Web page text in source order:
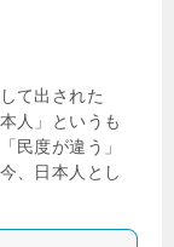
て出された
人」というも
民度が違う」
、日本人とし